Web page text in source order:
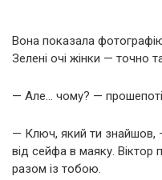
Вона показала
Зелені очі жінки — точно
— Але… чому? —
— Ключ, який ти знайшов,
від сейфа в маяку. Віктор
разом із тобою.